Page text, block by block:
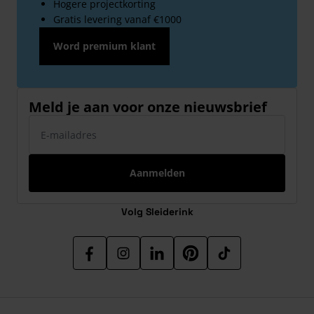
Hogere projectkorting
Gratis levering vanaf €1000
Word premium klant
Meld je aan voor onze nieuwsbrief
Aanmelden
Volg Sleiderink